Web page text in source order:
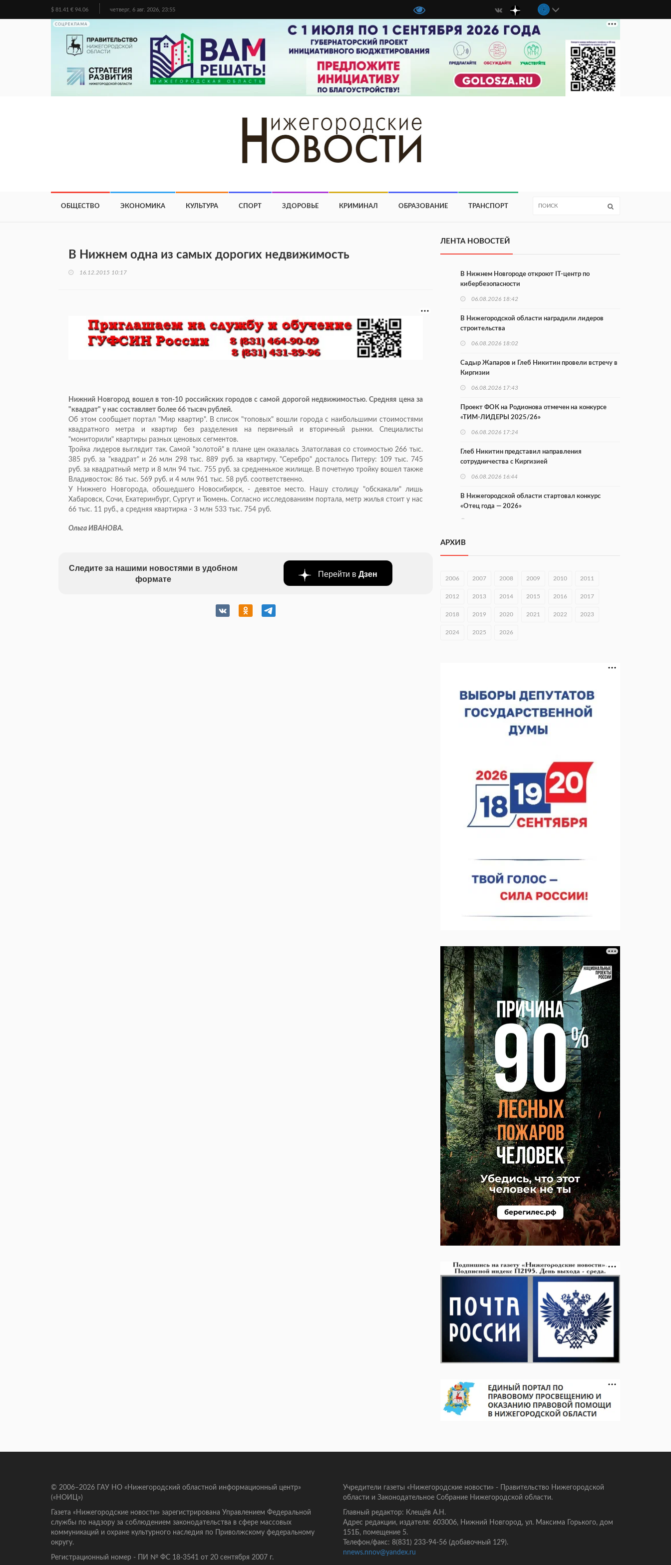
$ 81.41 € 94.06 четверг, 6 авг. 2026, 23:55
СОЦРЕКЛАМА
ОБЩЕСТВО ЭКОНОМИКА КУЛЬТУРА СПОРТ ЗДОРОВЬЕ КРИМИНАЛ ОБРАЗОВАНИЕ ТРАНСПОРТ
В Нижнем одна из самых дорогих недвижимость
16.12.2015 10:17
Нижний Новгород вошел в топ-10 российских городов с самой дорогой недвижимостью. Средняя цена за
"квадрат" у нас составляет более 66 тысяч рублей.
Об этом сообщает портал "Мир квартир". В список "топовых" вошли города с наибольшими стоимостями
квадратного метра и квартир без разделения на первичный и вторичный рынки. Специалисты
"мониторили" квартиры разных ценовых сегментов.
Тройка лидеров выглядит так. Самой "золотой" в плане цен оказалась Златоглавая со стоимостью 266 тыс.
385 руб. за "квадрат" и 26 млн 298 тыс. 889 руб. за квартиру. "Серебро" досталось Питеру: 109 тыс. 745
руб. за квадратный метр и 8 млн 94 тыс. 755 руб. за средненькое жилище. В почетную тройку вошел также
Владивосток: 86 тыс. 569 руб. и 4 млн 961 тыс. 58 руб. соответственно.
У Нижнего Новгорода, обошедшего Новосибирск, - девятое место. Нашу столицу "обскакали" лишь
Хабаровск, Сочи, Екатеринбург, Сургут и Тюмень. Согласно исследованиям портала, метр жилья стоит у нас
66 тыс. 11 руб., а средняя квартирка - 3 млн 533 тыс. 754 руб.
Ольга ИВАНОВА.
Следите за нашими новостями в удобном
формате
Перейти в Дзен
ЛЕНТА НОВОСТЕЙ
В Нижнем Новгороде откроют IT-центр по
кибербезопасности
06.08.2026 18:42
В Нижегородской области наградили лидеров
строительства
06.08.2026 18:02
Садыр Жапаров и Глеб Никитин провели встречу в
Киргизии
06.08.2026 17:43
Проект ФОК на Родионова отмечен на конкурсе
«ТИМ-ЛИДЕРЫ 2025/26»
06.08.2026 17:24
Глеб Никитин представил направления
сотрудничества с Киргизией
06.08.2026 16:44
В Нижегородской области стартовал конкурс
«Отец года — 2026»
Городец подписал соглашения с Кара-Кулем и
вырос в 1,9 раза
В Нижнем Новгороде открыли фестиваль «Семья
06.08.2026 15:26
Видели ночь, бежали всю ночь... На
Нижневолжской набережной прошел необычный
06.08.2026 15:05
Нижегородские хирурги выполнили трансоральную
операцию на щитовидной железе
06.08.2026 15:03
АРХИВ
2006 2007 2008 2009 2010 2011
2012 2013 2014 2015 2016 2017
2018 2019 2020 2021 2022 2023
2024 2025 2026
© 2006–2026 ГАУ НО «Нижегородский областной информационный центр»
(«НОИЦ»)
Газета «Нижегородские новости» зарегистрирована Управлением Федеральной
службы по надзору за соблюдением законодательства в сфере массовых
коммуникаций и охране культурного наследия по Приволжскому федеральному
округу.
Регистрационный номер - ПИ № ФС 18-3541 от 20 сентября 2007 г.
Учредители газеты «Нижегородские новости» - Правительство Нижегородской
области и Законодательное Собрание Нижегородской области.
Главный редактор: Клещёв А.Н.
Адрес редакции, издателя: 603006, Нижний Новгород, ул. Максима Горького, дом
151Б, помещение 5.
Телефон/факс: 8(831) 233-94-56 (добавочный 129).
nnews.nnov@yandex.ru